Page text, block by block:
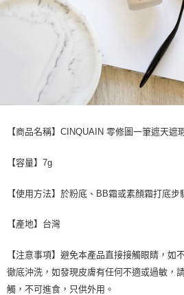
【商品名稱】CINQUAIN 零修圖一筆遮天遮
【容量】7g
【使用方法】於粉底、BB霜或素顏霜打底步
【產地】台灣
【注意事項】避免本產品直接接觸眼睛，如
徹底沖洗，如發現皮膚有任何不適或過敏，
觸，不可進食，只供外用。